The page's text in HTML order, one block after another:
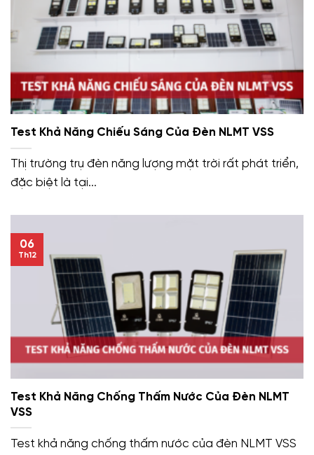
Test Khả Năng Chiếu Sáng Của Đèn NLMT VSS
Thị trường trụ đèn năng lượng mặt trời rất phát triển,
đặc biệt là tại...
Test Khả Năng Chống Thấm Nước Của Đèn NLMT
VSS
Test khả năng chống thấm nước của đèn NLMT VSS
06
Th12